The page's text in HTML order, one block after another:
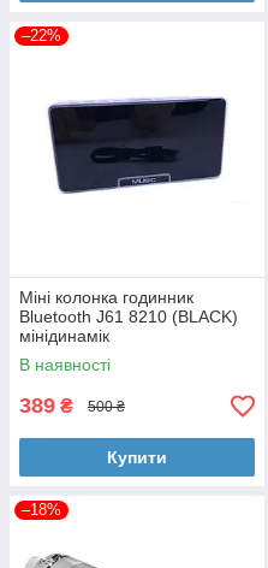
–22%
Міні колонка годинник
Bluetooth J61 8210 (BLACK)
мінідинамік
В наявності
389 ₴ 500 ₴
Купити
–18%